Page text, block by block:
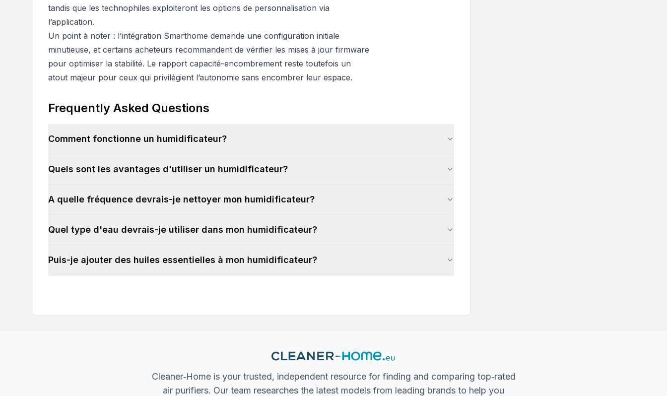
tandis que les technophiles exploiteront les options de personnalisation via
l’application.
Un point à noter : l’intégration Smarthome demande une configuration initiale
minutieuse, et certains acheteurs recommandent de vérifier les mises à jour firmware
pour optimiser la stabilité. Le rapport capacité-encombrement reste toutefois un
atout majeur pour ceux qui privilégient l’autonomie sans encombrer leur espace.
Frequently Asked Questions
Comment fonctionne un humidificateur?
Quels sont les avantages d'utiliser un humidificateur?
A quelle fréquence devrais-je nettoyer mon humidificateur?
Quel type d'eau devrais-je utiliser dans mon humidificateur?
Puis-je ajouter des huiles essentielles à mon humidificateur?
Cleaner‐Home is your trusted, independent resource for finding and comparing top‐rated
air purifiers. Our team researches the latest models from leading brands to help you